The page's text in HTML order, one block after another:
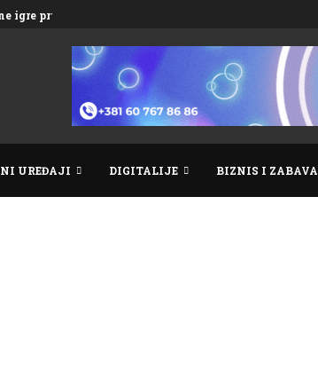
igre prve...
UREĐAJI DIGITALIJE BIZNIS I ZABAVA